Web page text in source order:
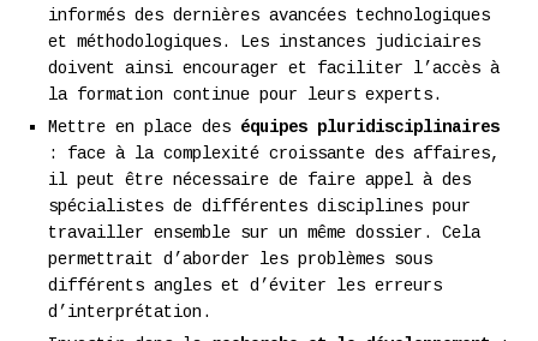
informés des dernières avancées technologiques
et méthodologiques. Les instances judiciaires
doivent ainsi encourager et faciliter l’accès à
la formation continue pour leurs experts.
Mettre en place des équipes pluridisciplinaires
: face à la complexité croissante des affaires,
il peut être nécessaire de faire appel à des
spécialistes de différentes disciplines pour
travailler ensemble sur un même dossier. Cela
permettrait d’aborder les problèmes sous
différents angles et d’éviter les erreurs
d’interprétation.